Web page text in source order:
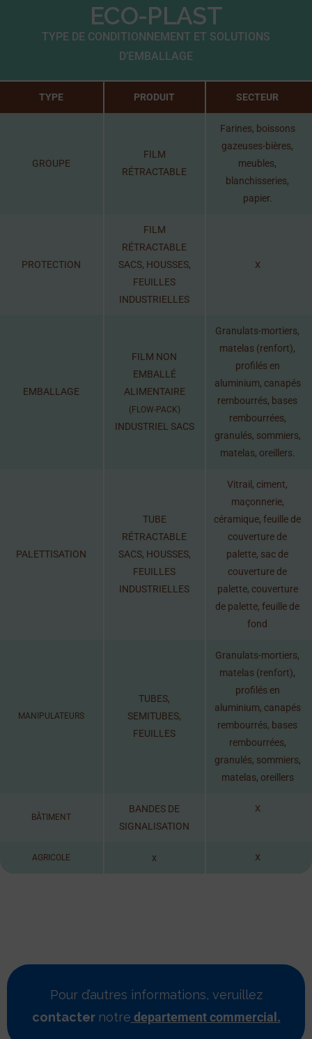
ECO-PLAST
TYPE DE CONDITIONNEMENT ET SOLUTIONS
D’EMBALLAGE
TYPE PRODUIT SECTEUR
GROUPE
FILM
RÉTRACTABLE
Farines, boissons
gazeuses-bières,
meubles,
blanchisseries,
papier.
PROTECTION
FILM
RÉTRACTABLE
SACS, HOUSSES,
FEUILLES
INDUSTRIELLES
X
EMBALLAGE
FILM NON
EMBALLÉ
ALIMENTAIRE
(FLOW-PACK)
INDUSTRIEL SACS
Granulats-mortiers,
matelas (renfort),
profilés en
aluminium, canapés
rembourrés, bases
rembourrées,
granulés, sommiers,
matelas, oreillers.
PALETTISATION
TUBE
RÉTRACTABLE
SACS, HOUSSES,
FEUILLES
INDUSTRIELLES
Vitrail, ciment,
maçonnerie,
céramique, feuille de
couverture de
palette, sac de
couverture de
palette, couverture
de palette, feuille de
fond
MANIPULATEURS
TUBES,
SEMITUBES,
FEUILLES
Granulats-mortiers,
matelas (renfort),
profilés en
aluminium, canapés
rembourrés, bases
rembourrées,
granulés, sommiers,
matelas, oreillers
BÂTIMENT
BANDES DE
SIGNALISATION
X
AGRICOLE x X
Pour d’autres informations, veruillez
contacter notre departement commercial.